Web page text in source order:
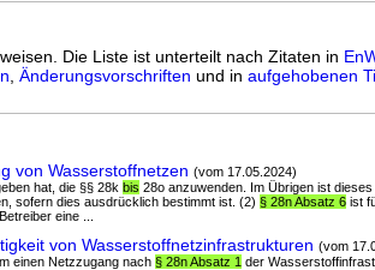
Die Liste ist unterteilt nach Zitaten in
Änderungsvorschriften und in aufgehobenen
von Wasserstoffnetzen (vom 17.05.2024)
hat, die §§ 28k bis 28o anzuwenden. Im Übrigen ist
sofern dies ausdrücklich bestimmt ist. (2) § 28n Absatz 6 ist
eine ...
von Wasserstoffnetzinfrastrukturen (vom
einen Netzzugang nach § 28n Absatz 1 der